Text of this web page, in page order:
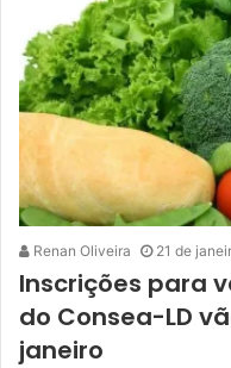
Renan Oliveira 21 de
Inscrições para
do Consea-LD
janeiro